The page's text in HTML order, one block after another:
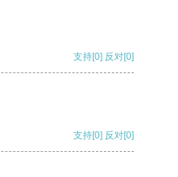
支持[0] 反对[0]
支持[0] 反对[0]